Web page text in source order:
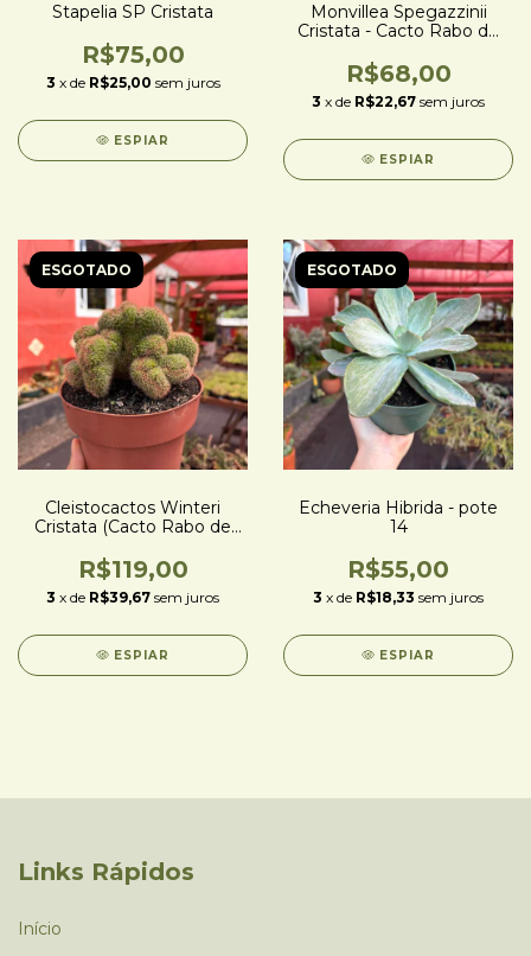
Stapelia SP Cristata
R$75,00
3 x de R$25,00 sem juros
ESPIAR
Monvillea Spegazzinii
Cristata - Cacto Rabo de
R$68,00
3 x de R$22,67 sem juros
ESPIAR
ESGOTADO
Cleistocactos Winteri
Cristata (Cacto Rabo de
R$119,00
3 x de R$39,67 sem juros
ESPIAR
ESGOTADO
Echeveria Hibrida - pote
14
R$55,00
3 x de R$18,33 sem juros
ESPIAR
Links Rápidos
Início